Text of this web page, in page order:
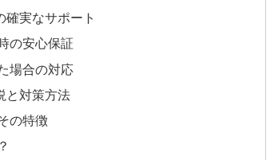
確実なサポート
の安心保証
場合の対応
と対策方法
の特徴